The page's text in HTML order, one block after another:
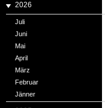
2026
Juli
Juni
Mai
April
März
Februar
Jänner